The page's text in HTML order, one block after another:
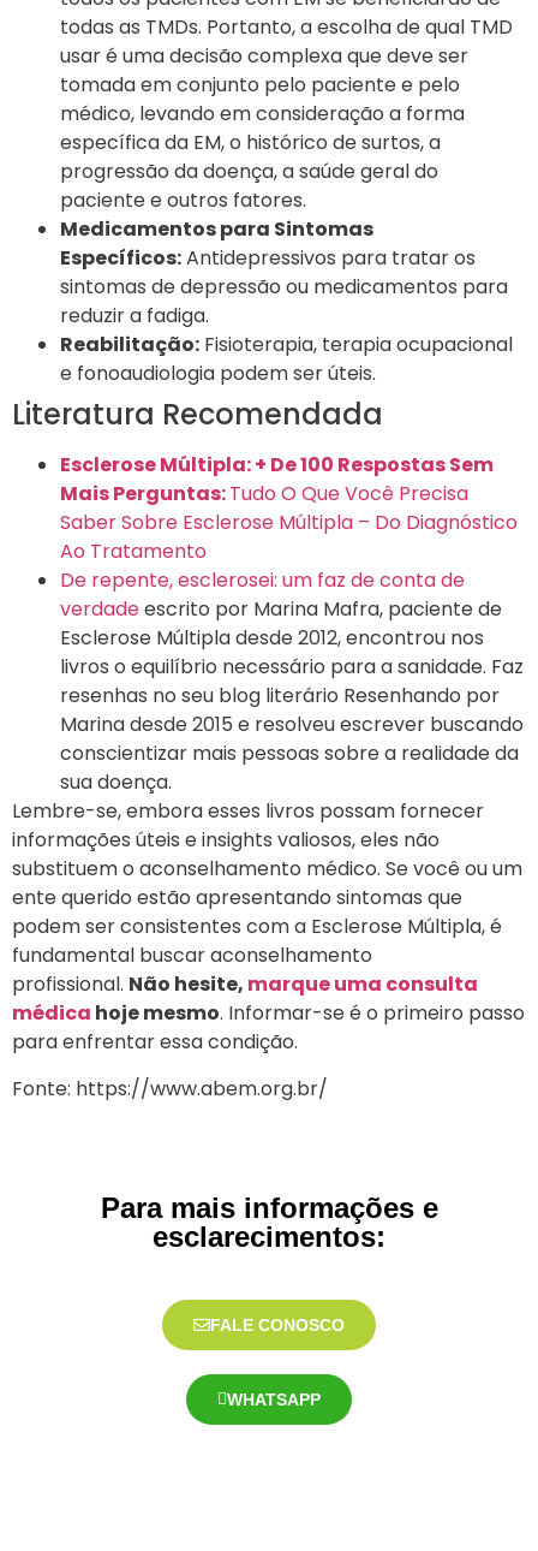
todas as TMDs. Portanto, a escolha de qual TMD
usar é uma decisão complexa que deve ser
tomada em conjunto pelo paciente e pelo
médico, levando em consideração a forma
específica da EM, o histórico de surtos, a
progressão da doença, a saúde geral do
paciente e outros fatores.
Medicamentos para Sintomas
Específicos:Antidepressivos para tratar os
sintomas de depressão ou medicamentos para
reduzir a fadiga.
Reabilitação: Fisioterapia, terapia ocupacional
e fonoaudiologia podem ser úteis.
Literatura Recomendada
Esclerose Múltipla: + De 100 Respostas Sem
Mais Perguntas:Tudo O Que Você Precisa
Saber Sobre Esclerose Múltipla – Do Diagnóstico
Ao Tratamento
De repente, esclerosei: um faz de conta de
verdadeescrito por Marina Mafra, paciente de
Esclerose Múltipla desde 2012, encontrou nos
livros o equilíbrio necessário para a sanidade. Faz
resenhas no seu blog literário Resenhando por
Marina desde 2015 e resolveu escrever buscando
conscientizar mais pessoas sobre a realidade da
sua doença.
Lembre-se, embora esses livros possam fornecer
informações úteis e insights valiosos, eles não
substituem o aconselhamento médico. Se você ou um
ente querido estão apresentando sintomas que
podem ser consistentes com a Esclerose Múltipla, é
fundamental buscar aconselhamento
profissional. Não hesite, marque uma consulta
médica hoje mesmo. Informar-se é o primeiro passo
para enfrentar essa condição.
Fonte: https://www.abem.org.br/
Para mais informações e
esclarecimentos:
FALE CONOSCO
WHATSAPP